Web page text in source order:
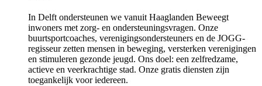
In Delft ondersteunen we vanuit Haaglanden Beweegt
inwoners met zorg- en ondersteuningsvragen. Onze
buurtsportcoaches, verenigingsondersteuners en de JOGG-
regisseur zetten mensen in beweging, versterken verenigingen
en stimuleren gezonde jeugd. Ons doel: een zelfredzame,
actieve en veerkrachtige stad. Onze gratis diensten zijn
toegankelijk voor iedereen.